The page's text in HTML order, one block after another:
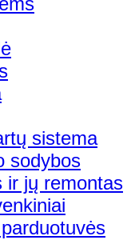
sistema
sodybos
ir jų remontas